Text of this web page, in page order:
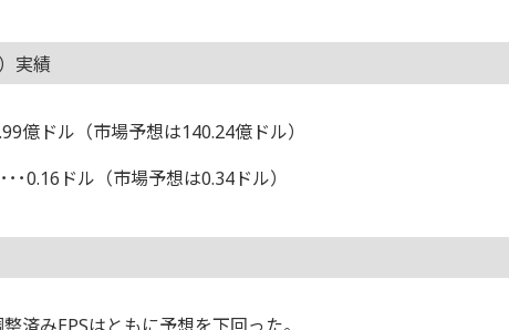
実績
億ドル（市場予想は140.24億ドル）
0.16ドル（市場予想は0.34ドル）